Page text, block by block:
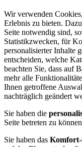
Wir verwenden
Erlebnis zu bieten.
Seite notwendig sind,
Statistikzwecken, für
personalisierter Inhalte
entscheiden, welche
beachten Sie, dass auf
mehr alle
Ihnen getroffene
nachträglich geändert
Sie haben die
Seite betreten zu
Sie haben das